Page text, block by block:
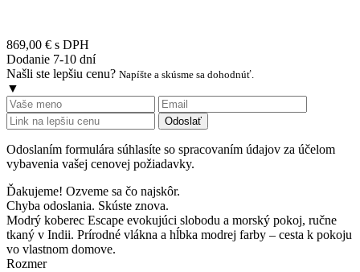
869,00 € s DPH
Dodanie 7-10 dní
Našli ste lepšiu cenu? Napíšte a skúsme sa dohodnúť.
▼
Odoslať
Odoslaním formulára súhlasíte so spracovaním údajov za účelom
vybavenia vašej cenovej požiadavky.
Ďakujeme! Ozveme sa čo najskôr.
Chyba odoslania. Skúste znova.
Modrý koberec Escape evokujúci slobodu a morský pokoj, ručne
tkaný v Indii. Prírodné vlákna a hĺbka modrej farby – cesta k pokoju
vo vlastnom domove.
Rozmer